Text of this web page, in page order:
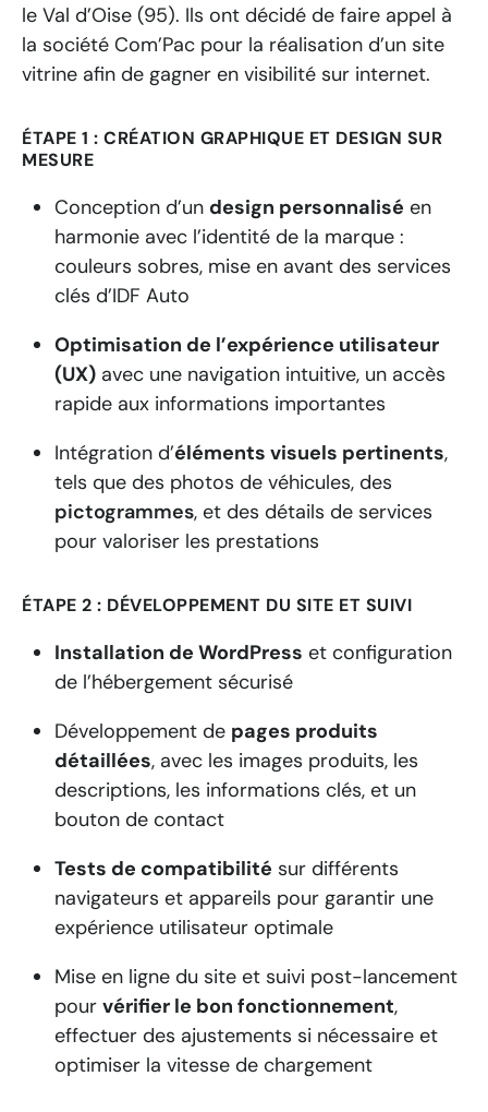
le Val d’Oise (95). Ils ont décidé de faire appel à
la société Com’Pac pour la réalisation d’un site
vitrine afin de gagner en visibilité sur internet.
ÉTAPE 1 : CRÉATION GRAPHIQUE ET DESIGN SUR
MESURE
Conception d’un design personnalisé en
harmonie avec l’identité de la marque :
couleurs sobres, mise en avant des services
clés d’IDF Auto
Optimisation de l’expérience utilisateur
(UX) avec une navigation intuitive, un accès
rapide aux informations importantes
Intégration d’éléments visuels pertinents,
tels que des photos de véhicules, des
pictogrammes, et des détails de services
pour valoriser les prestations
ÉTAPE 2 : DÉVELOPPEMENT DU SITE ET SUIVI
Installation de WordPress et configuration
de l’hébergement sécurisé
Développement de pages produits
détaillées, avec les images produits, les
descriptions, les informations clés, et un
bouton de contact
Tests de compatibilité sur différents
navigateurs et appareils pour garantir une
expérience utilisateur optimale
Mise en ligne du site et suivi post-lancement
pour vérifier le bon fonctionnement,
effectuer des ajustements si nécessaire et
optimiser la vitesse de chargement